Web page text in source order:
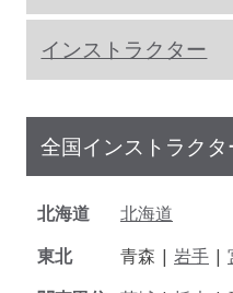
インストラクター
全国インストラクタ
北海道
北海道
東北
青森 | 岩手 |